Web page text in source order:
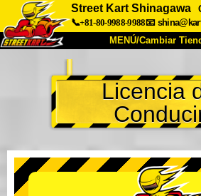
Street Kart Shinagawa
📞+81-80-9988-9988📧
MENÚ/Cambiar
Acerca de Especificaciones
Acceso Testimonios
Cambiar Tienda
Licencia